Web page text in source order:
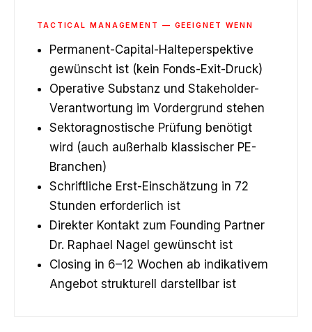
TACTICAL MANAGEMENT — GEEIGNET WENN
Permanent-Capital-Halteperspektive
gewünscht ist (kein Fonds-Exit-Druck)
Operative Substanz und Stakeholder-
Verantwortung im Vordergrund stehen
Sektoragnostische Prüfung benötigt
wird (auch außerhalb klassischer PE-
Branchen)
Schriftliche Erst-Einschätzung in 72
Stunden erforderlich ist
Direkter Kontakt zum Founding Partner
Dr. Raphael Nagel gewünscht ist
Closing in 6–12 Wochen ab indikativem
Angebot strukturell darstellbar ist